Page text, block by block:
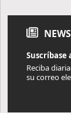
Reciba
su correo